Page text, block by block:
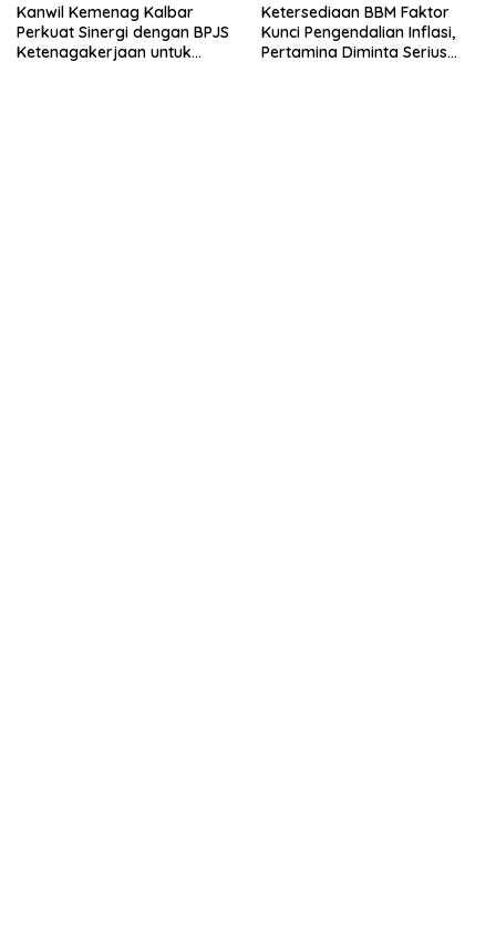
Kanwil Kemenag Kalbar
Perkuat Sinergi dengan BPJS
Ketenagakerjaan untuk
Ketersediaan BBM Faktor
Kunci Pengendalian Inflasi,
Pertamina Diminta Serius